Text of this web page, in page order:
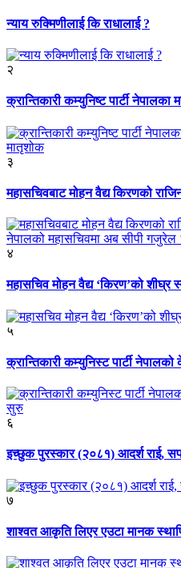
न्याय रुक्मिणीलाई कि राधालाई ?
२
क्रान्तिकारी कम्युनिष्ट पार्टी नेपालका
३
महासचिवबाट मोहन वैद्य किरणको
४
महासचिव मोहन वैद्य ‘किरण’को शीघ्र
५
क्रान्तिकारी कम्युनिस्ट पार्टी
६
इच्छुक पुरस्कार (२०८१) आदर्श राई,
७
शाश्वत आकृति लिएर एउटा मानक